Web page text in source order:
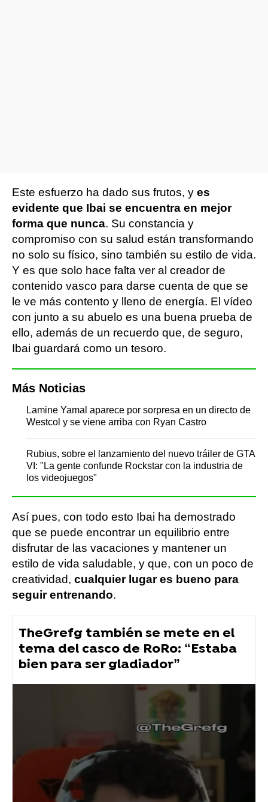
Este esfuerzo ha dado sus frutos, y es
evidente que Ibai se encuentra en mejor
forma que nunca. Su constancia y
compromiso con su salud están transformando
no solo su físico, sino también su estilo de vida.
Y es que solo hace falta ver al creador de
contenido vasco para darse cuenta de que se
le ve más contento y lleno de energía. El vídeo
con junto a su abuelo es una buena prueba de
ello, además de un recuerdo que, de seguro,
Ibai guardará como un tesoro.
Más Noticias
Lamine Yamal aparece por sorpresa en un directo de
Westcol y se viene arriba con Ryan Castro
Rubius, sobre el lanzamiento del nuevo tráiler de GTA
VI: "La gente confunde Rockstar con la industria de
los videojuegos"
Así pues, con todo esto Ibai ha demostrado
que se puede encontrar un equilibrio entre
disfrutar de las vacaciones y mantener un
estilo de vida saludable, y que, con un poco de
creatividad, cualquier lugar es bueno para
seguir entrenando.
TheGrefg también se mete en el
tema del casco de RoRo: “Estaba
bien para ser gladiador”